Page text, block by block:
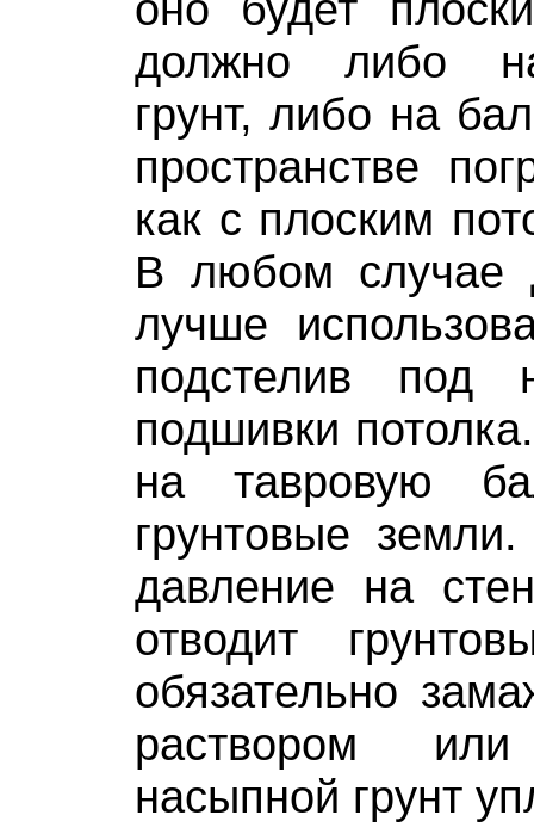
должно либо
грунт, либо на
пространстве
как с плоским
В любом случае
лучше
подстелив под
подшивки
на тавровую
грунтовые
давление на
отводит
обязательно
раствором
насыпной грунт